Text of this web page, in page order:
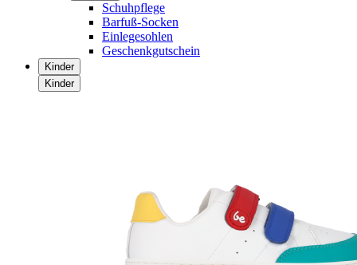
Schuhpflege
Barfuß-Socken
Einlegesohlen
Geschenkgutschein
Kinder
Kinder